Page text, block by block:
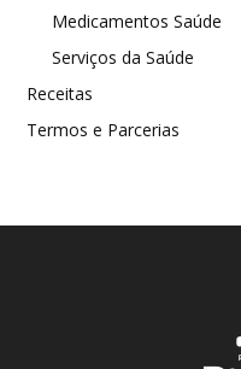
Medicamentos Saúde
Serviços da Saúde
Receitas
Termos e Parcerias